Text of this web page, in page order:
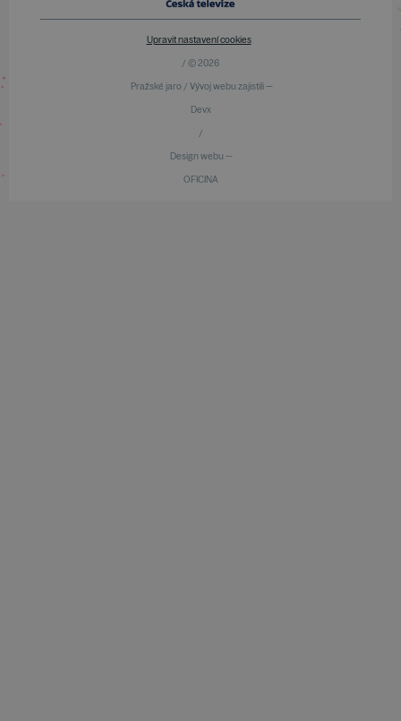
Upravit nastavení cookies
/ © 2026
Pražské jaro / Vývoj webu zajistili —
Devx
/
Design webu —
OFICINA